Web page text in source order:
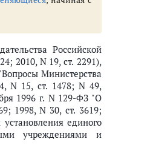
бухгалтерского учета" формы
Российской
2010, N 19, ст. 2291),
Министерства
N 15, ст. 1478; N 49,
1996 г. N 129-ФЗ "О
1998, N 30, ст. 3619;
единого
учреждениями и